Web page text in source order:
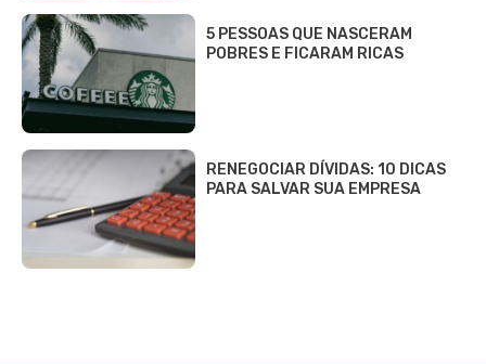
5 PESSOAS QUE NASCERAM
POBRES E FICARAM RICAS
RENEGOCIAR DÍVIDAS: 10 DICAS
PARA SALVAR SUA EMPRESA